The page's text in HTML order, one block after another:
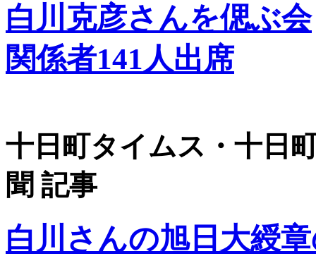
白川克彦さんを偲ぶ会
関係者141人出席
十日町タイムス・十日
聞 記事
白川さんの旭日大綬